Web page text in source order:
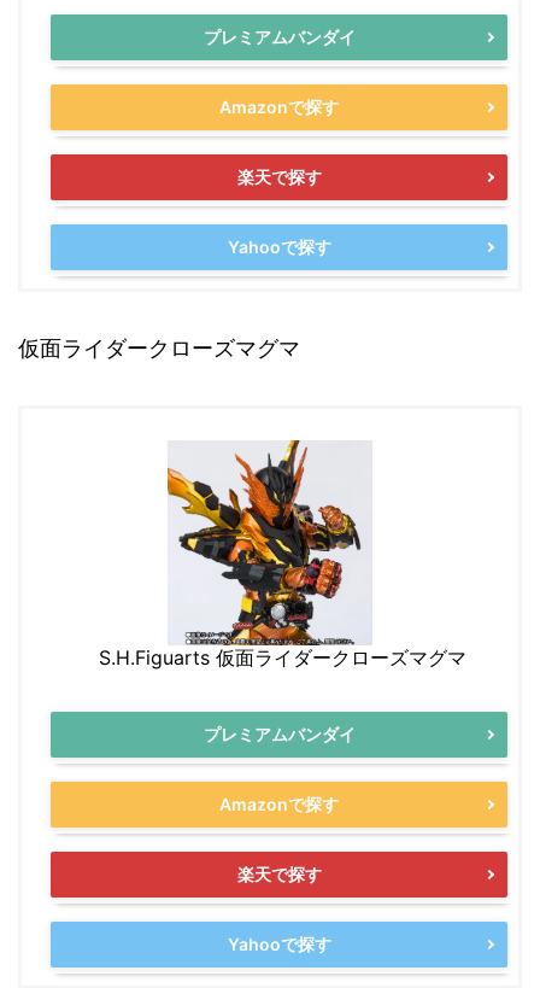
プレミアムバンダイ
Amazonで探す
楽天で探す
Yahooで探す
仮面ライダークローズマグマ
S.H.Figuarts 仮面ライダークローズマグマ
プレミアムバンダイ
Amazonで探す
楽天で探す
Yahooで探す